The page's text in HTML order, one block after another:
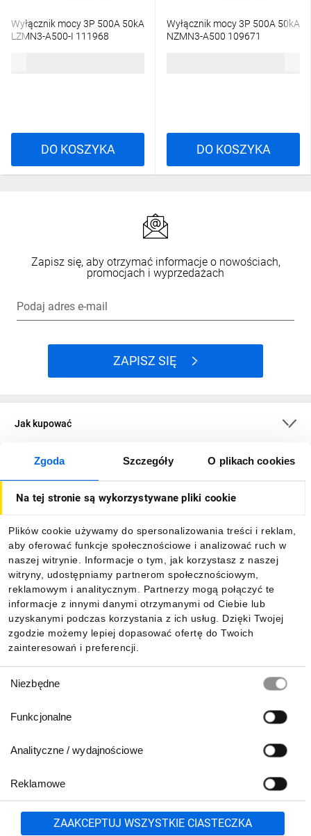
Zgoda Szczegóły O plikach cookies
Na tej stronie są wykorzystywane pliki cookie
Plików cookie używamy do spersonalizowania treści i reklam,
aby oferować funkcje społecznościowe i analizować ruch w
naszej witrynie. Informacje o tym, jak korzystasz z naszej
witryny, udostępniamy partnerom społecznościowym,
reklamowym i analitycznym. Partnerzy mogą połączyć te
informacje z innymi danymi otrzymanymi od Ciebie lub
uzyskanymi podczas korzystania z ich usług. Dzięki Twojej
zgodzie możemy lepiej dopasować ofertę do Twoich
zainteresowań i preferencji.
zgody
Niezbędne
Funkcjonalne
Analityczne / wydajnościowe
Reklamowe
ZAAKCEPTUJ WSZYSTKIE CIASTECZKA
Wyłącznik mocy 3P 500A 50kA
LZMN3-A500-I 111968
DO KOSZYKA
Wyłącznik mocy 3P 500A 50kA
NZMN3-A500 109671
DO KOSZYKA
Zapisz się, aby otrzymać informacje o nowościach,
promocjach i wyprzedażach
Podaj adres e-mail
ZAPISZ SIĘ
Jak kupować
O firmie
Informacje
Pobierz naszą aplikację mobilną:
801 500 700 lub
71 37 61 600